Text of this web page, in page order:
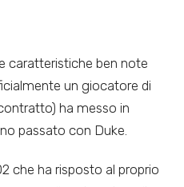
caratteristiche ben note
un giocatore di
ha messo in
passato con Duke.
che ha risposto al proprio